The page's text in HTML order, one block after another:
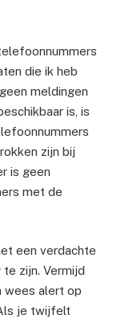
die ik heb
meldingen
is, is
zijn bij
is geen
met de
een verdachte
zijn. Vermijd
wees alert op
je twijfelt